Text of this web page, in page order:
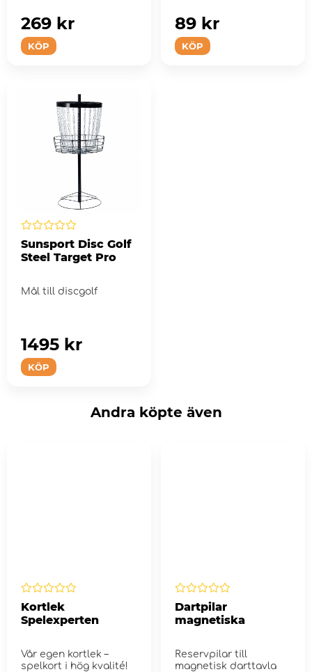
KÖP
269 kr
KÖP
89 kr
Sunsport Disc Golf
Steel Target Pro
Mål till discgolf
KÖP
1495 kr
Andra köpte även
Kortlek
Spelexperten
Vår egen kortlek –
spelkort i hög kvalité!
Dartpilar
magnetiska
Reservpilar till
magnetisk darttavla